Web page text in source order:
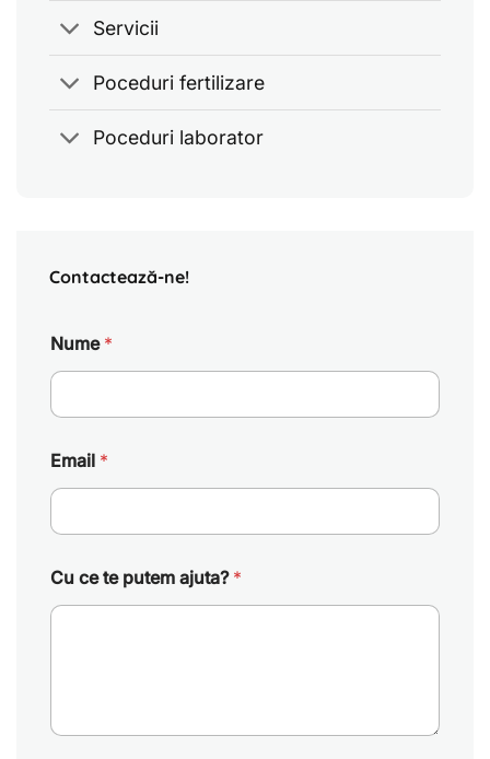
Servicii
Poceduri fertilizare
Poceduri laborator
Contactează-ne!
Nume *
Email *
Cu ce te putem ajuta? *